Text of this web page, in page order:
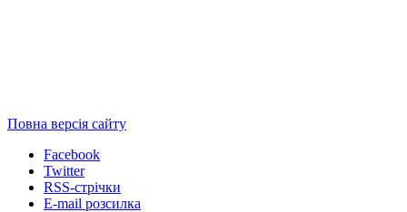
Повна версія сайту
Facebook
Twitter
RSS-стрічки
E-mail розсилка